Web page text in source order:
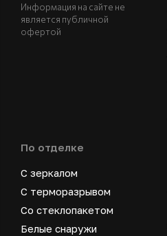
Информация на сайте не
является публичной
офертой
По отделке
С зеркалом
С терморазрывом
Со стеклопакетом
Белые снаружи